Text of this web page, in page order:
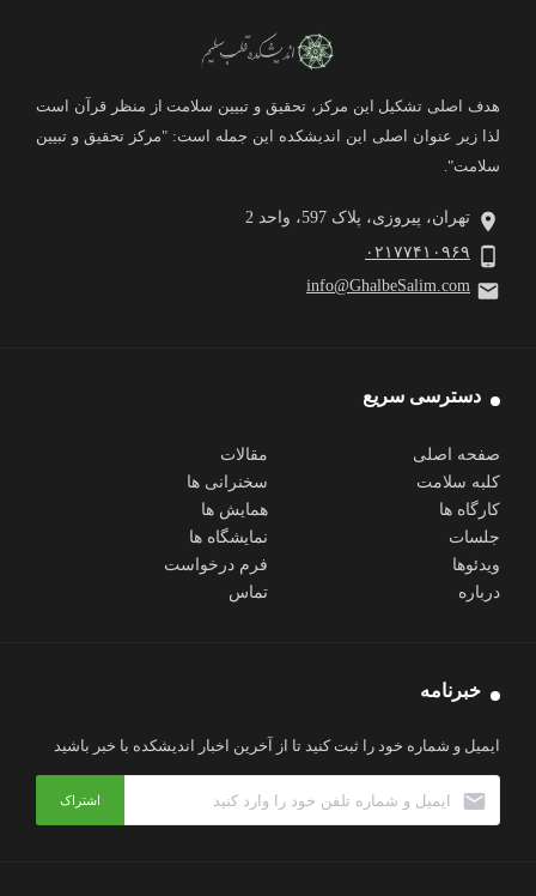
هدف اصلی تشکیل این مرکز، تحقیق و تبیین سلامت از منظر قرآن است
لذا زیر عنوان اصلی این اندیشکده این جمله است: "مرکز تحقیق و تبیین
سلامت".
تهران، پیروزی، پلاک 597، واحد 2
۰۲۱۷۷۴۱۰۹۶۹
info@GhalbeSalim.com
دسترسی سریع
صفحه اصلی
مقالات
کلبه سلامت
سخنرانی ها
کارگاه ها
همایش ها
جلسات
نمایشگاه ها
ویدئوها
فرم درخواست
درباره
تماس
خبرنامه
ایمیل و شماره خود را ثبت کنید تا از آخرین اخبار اندیشکده با خبر باشید